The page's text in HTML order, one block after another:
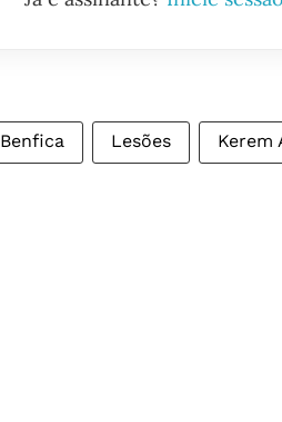
Benfica Lesões Kerem